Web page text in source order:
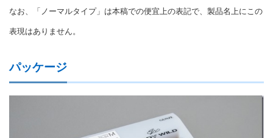
なお、「ノーマルタイプ」は本稿での便宜上の表記で、製品名上にこの
表現はありません。
パッケージ